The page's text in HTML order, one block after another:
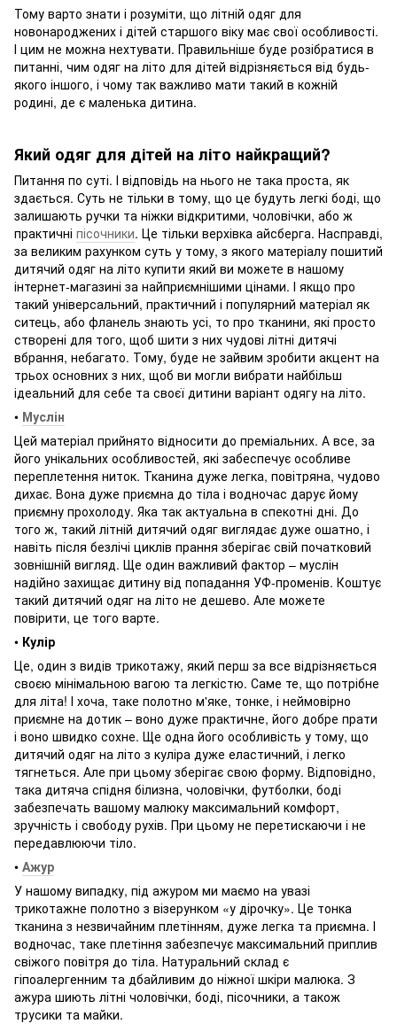
Тому варто знати і розуміти, що літній одяг для
новонароджених і дітей старшого віку має свої особливості.
І цим не можна нехтувати. Правильніше буде розібратися в
питанні, чим одяг на літо для дітей відрізняється від будь-
якого іншого, і чому так важливо мати такий в кожній
родині, де є маленька дитина.
Який одяг для дітей на літо найкращий?
Питання по суті. І відповідь на нього не така проста, як
здається. Суть не тільки в тому, що це будуть легкі боді, що
залишають ручки та ніжки відкритими, чоловічки, або ж
практичні пісочники. Це тільки верхівка айсберга. Насправді,
за великим рахунком суть у тому, з якого матеріалу пошитий
дитячий одяг на літо купити який ви можете в нашому
інтернет-магазині за найприємнішими цінами. І якщо про
такий універсальний, практичний і популярний матеріал як
ситець, або фланель знають усі, то про тканини, які просто
створені для того, щоб шити з них чудові літні дитячі
вбрання, небагато. Тому, буде не зайвим зробити акцент на
трьох основних з них, щоб ви могли вибрати найбільш
ідеальний для себе та своєї дитини варіант одягу на літо.
• Муслін
Цей матеріал прийнято відносити до преміальних. А все, за
його унікальних особливостей, які забеспечує особливе
переплетення ниток. Тканина дуже легка, повітряна, чудово
дихає. Вона дуже приємна до тіла і водночас дарує йому
приємну прохолоду. Яка так актуальна в спекотні дні. До
того ж, такий літній дитячий одяг виглядає дуже ошатно, і
навіть після безлічі циклів прання зберігає свій початковий
зовнішній вигляд. Ще один важливий фактор – муслін
надійно захищає дитину від попадання УФ-променів. Коштує
такий дитячий одяг на літо не дешево. Але можете
повірити, це того варте.
• Кулір
Це, один з видів трикотажу, який перш за все відрізняється
своєю мінімальною вагою та легкістю. Саме те, що потрібне
для літа! І хоча, таке полотно м'яке, тонке, і неймовірно
приємне на дотик – воно дуже практичне, його добре прати
і воно швидко сохне. Ще одна його особливість у тому, що
дитячий одяг на літо з куліра дуже еластичний, і легко
тягнеться. Але при цьому зберігає свою форму. Відповідно,
така дитяча спідня білизна, чоловічки, футболки, боді
забезпечать вашому малюку максимальний комфорт,
зручність і свободу рухів. При цьому не перетискаючи і не
передавлюючи тіло.
• Ажур
У нашому випадку, під ажуром ми маємо на увазі
трикотажне полотно з візерунком «у дірочку». Це тонка
тканина з незвичайним плетінням, дуже легка та приємна. І
водночас, таке плетіння забезпечує максимальний приплив
свіжого повітря до тіла. Натуральний склад є
гіпоалергенним та дбайливим до ніжної шкіри малюка. З
ажура шиють літні чоловічки, боді, пісочники, а також
трусики та майки.